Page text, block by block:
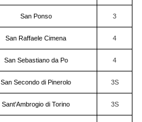
San Ponso 3
San Raffaele Cimena 4
San Sebastiano da Po 4
San Secondo di Pinerolo 3S
Sant'Ambrogio di Torino 3S